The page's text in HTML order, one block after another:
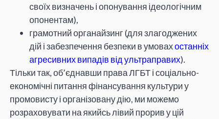
своїх визначень і опонування ідеологічним
опонентам),
грамотний органайзинг (для злагоджених
дій і забезпечення безпеки в умовахостанніх
агресивних випадів від ультраправих).
Тільки так, об’єднавши права ЛГБТ і соціально-
економічні питання фінансування культури у
промовисту і організовану дію, ми можемо
розраховувати на якийсь лівий прорив у цій